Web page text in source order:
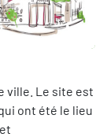
ville. Le site est
ont été le lieu